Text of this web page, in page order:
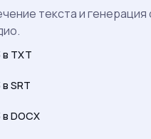
текста и генерация
в TXT
в SRT
в DOCX